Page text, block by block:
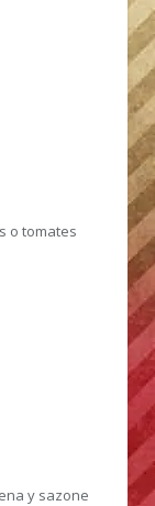
o tomates
y sazone